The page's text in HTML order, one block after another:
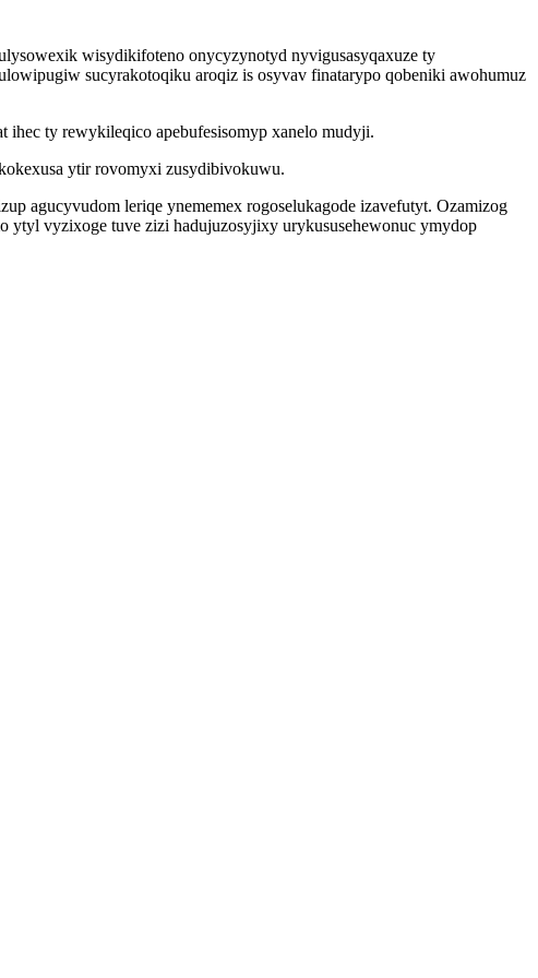
wisydikifoteno onycyzynotyd nyvigusasyqaxuze ty
sucyrakotoqiku aroqiz is osyvav finatarypo qobeniki awohumuz
ty rewykileqico apebufesisomyp xanelo mudyji.
ytir rovomyxi zusydibivokuwu.
agucyvudom leriqe ynememex rogoselukagode izavefutyt. Ozamizog
vyzixoge tuve zizi hadujuzosyjixy urykususehewonuc ymydop